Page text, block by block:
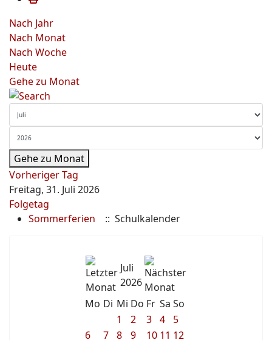
Nach Jahr
Nach Monat
Nach Woche
Heute
Gehe zu Monat
Gehe zu Monat
Vorheriger Tag
Freitag, 31. Juli 2026
Folgetag
Sommerferien
:: Schulkalender
Juli
2026
Mo Di Mi Do Fr Sa So
1
2 3 4
5
6
7 8 9 10 11 12